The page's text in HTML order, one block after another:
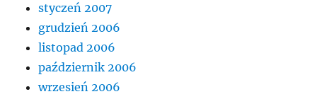
styczeń 2007
grudzień 2006
listopad 2006
październik 2006
wrzesień 2006